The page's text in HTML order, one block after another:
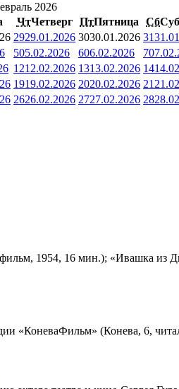
2026
ЧтЧетверг ПтПятница Сб
2929.01.2026 3030.01.2026 31
505.02.2026 606.02.2026 7
1212.02.2026 1313.02.2026 14
1919.02.2026 2020.02.2026 21
2626.02.2026 2727.02.2026 28
1954, 16 мин.); «Ивашка из
«КоневаФильм» (Конева, 6,